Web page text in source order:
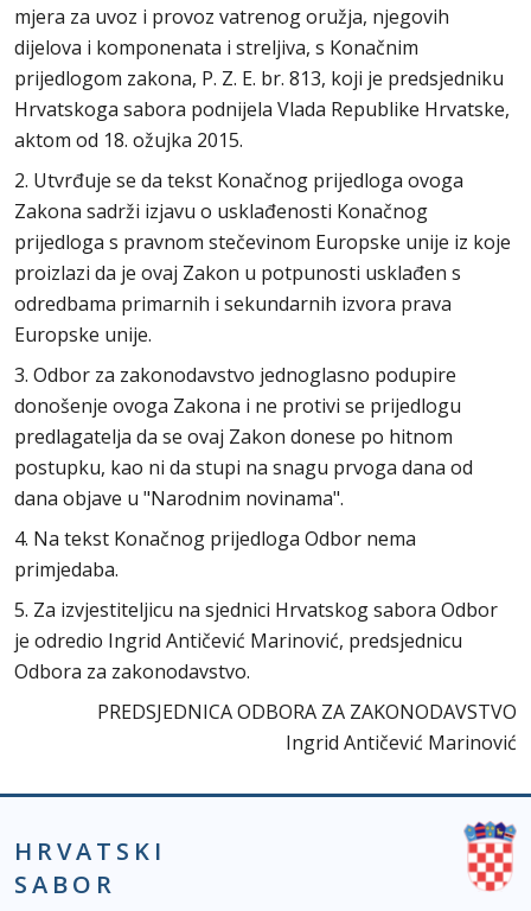
mjera za uvoz i provoz vatrenog oružja, njegovih
dijelova i komponenata i streljiva, s Konačnim
prijedlogom zakona, P. Z. E. br. 813, koji je predsjedniku
Hrvatskoga sabora podnijela Vlada Republike Hrvatske,
aktom od 18. ožujka 2015.
2. Utvrđuje se da tekst Konačnog prijedloga ovoga
Zakona sadrži izjavu o usklađenosti Konačnog
prijedloga s pravnom stečevinom Europske unije iz koje
proizlazi da je ovaj Zakon u potpunosti usklađen s
odredbama primarnih i sekundarnih izvora prava
Europske unije.
3. Odbor za zakonodavstvo jednoglasno podupire
donošenje ovoga Zakona i ne protivi se prijedlogu
predlagatelja da se ovaj Zakon donese po hitnom
postupku, kao ni da stupi na snagu prvoga dana od
dana objave u "Narodnim novinama".
4. Na tekst Konačnog prijedloga Odbor nema
primjedaba.
5. Za izvjestiteljicu na sjednici Hrvatskog sabora Odbor
je odredio Ingrid Antičević Marinović, predsjednicu
Odbora za zakonodavstvo.
PREDSJEDNICA ODBORA ZA ZAKONODAVSTVO
Ingrid Antičević Marinović
HRVATSKI
SABOR